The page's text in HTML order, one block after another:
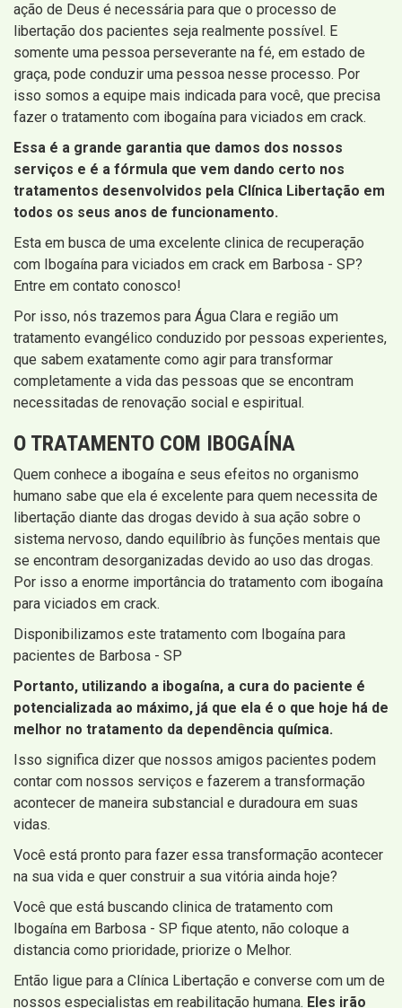
ação de Deus é necessária para que o processo de
libertação dos pacientes seja realmente possível. E
somente uma pessoa perseverante na fé, em estado de
graça, pode conduzir uma pessoa nesse processo. Por
isso somos a equipe mais indicada para você, que precisa
fazer o tratamento com ibogaína para viciados em crack.
Essa é a grande garantia que damos dos nossos
serviços e é a fórmula que vem dando certo nos
tratamentos desenvolvidos pela Clínica Libertação em
todos os seus anos de funcionamento.
Esta em busca de uma excelente clinica de recuperação
com Ibogaína para viciados em crack em Barbosa - SP?
Entre em contato conosco!
Por isso, nós trazemos para Água Clara e região um
tratamento evangélico conduzido por pessoas experientes,
que sabem exatamente como agir para transformar
completamente a vida das pessoas que se encontram
necessitadas de renovação social e espiritual.
O TRATAMENTO COM IBOGAÍNA
Quem conhece a ibogaína e seus efeitos no organismo
humano sabe que ela é excelente para quem necessita de
libertação diante das drogas devido à sua ação sobre o
sistema nervoso, dando equilíbrio às funções mentais que
se encontram desorganizadas devido ao uso das drogas.
Por isso a enorme importância do tratamento com ibogaína
para viciados em crack.
Disponibilizamos este tratamento com Ibogaína para
pacientes de Barbosa - SP
Portanto, utilizando a ibogaína, a cura do paciente é
potencializada ao máximo, já que ela é o que hoje há de
melhor no tratamento da dependência química.
Isso significa dizer que nossos amigos pacientes podem
contar com nossos serviços e fazerem a transformação
acontecer de maneira substancial e duradoura em suas
vidas.
Você está pronto para fazer essa transformação acontecer
na sua vida e quer construir a sua vitória ainda hoje?
Você que está buscando clinica de tratamento com
Ibogaína em Barbosa - SP fique atento, não coloque a
distancia como prioridade, priorize o Melhor.
Então ligue para a Clínica Libertação e converse com um de
nossos especialistas em reabilitação humana. Eles irão